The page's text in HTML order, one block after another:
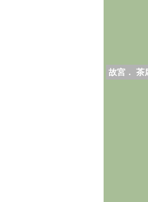
故宮． 茶